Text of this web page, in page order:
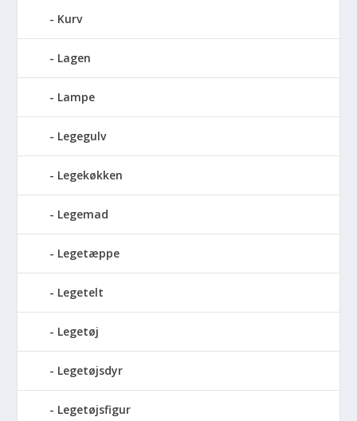
Kurv
Lagen
Lampe
Legegulv
Legekøkken
Legemad
Legetæppe
Legetelt
Legetøj
Legetøjsdyr
Legetøjsfigur